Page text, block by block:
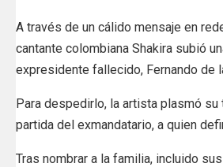
A través de un cálido mensaje en
cantante colombiana Shakira subió
expresidente fallecido, Fernando de
Para despedirlo, la artista plasmó
partida del exmandatario, a quien
Tras nombrar a la familia, incluido